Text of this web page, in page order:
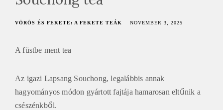
j
o
l
i
n
VÖRÖS ÉS FEKETE: A FEKETE TEÁK NOVEMBER 3, 2025
A füstbe ment tea
Az igazi Lapsang Souchong, legalábbis annak
hagyományos módon gyártott fajtája hamarosan eltűnik a
csészénkből.